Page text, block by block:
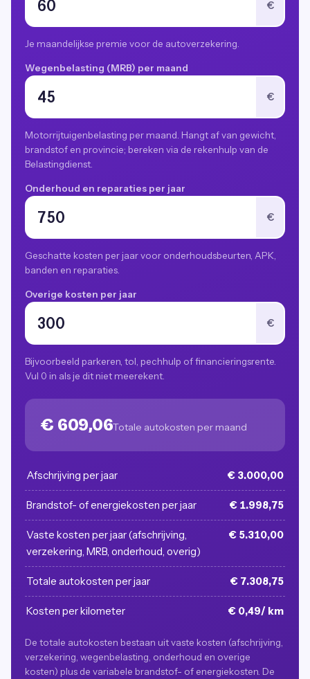
€
Je maandelijkse premie voor de autoverzekering.
Wegenbelasting (MRB) per maand
€
Motorrijtuigenbelasting per maand. Hangt af van gewicht,
brandstof en provincie; bereken via de rekenhulp van de
Belastingdienst.
Onderhoud en reparaties per jaar
€
Geschatte kosten per jaar voor onderhoudsbeurten, APK,
banden en reparaties.
Overige kosten per jaar
€
Bijvoorbeeld parkeren, tol, pechhulp of financieringsrente.
Vul 0 in als je dit niet meerekent.
€ 609,06Totale autokosten per maand
Afschrijving per jaar € 3.000,00
Brandstof- of energiekosten per jaar € 1.998,75
Vaste kosten per jaar (afschrijving,
verzekering, MRB, onderhoud, overig)
€ 5.310,00
Totale autokosten per jaar € 7.308,75
Kosten per kilometer € 0,49/ km
De totale autokosten bestaan uit vaste kosten (afschrijving,
verzekering, wegenbelasting, onderhoud en overige
kosten) plus de variabele brandstof- of energiekosten. De